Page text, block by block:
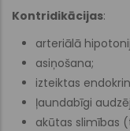
Kontridikācijas:
arteriālā
asiņošana;
izteiktas
ļaundabīgi
akūtas slimības